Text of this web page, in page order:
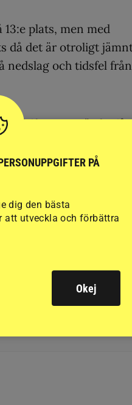
plats, men med
då det är otroligt
nedslag och tidsfel från
felfria, men är för
individuell placering.
ligger också långt
att allt går bra,
sant och relevant.
och andra intressen.
PÅ
dig den bästa
att utveckla och förbättra
Okej